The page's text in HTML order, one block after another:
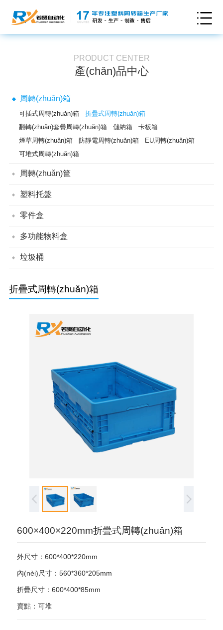
PRODUCT CENTER
產(chǎn)品中心
周轉(zhuǎn)箱
可插式周轉(zhuǎn)箱
折疊式周轉(zhuǎn)箱
翻轉(zhuǎn)套疊周轉(zhuǎn)箱
儲納箱
卡板箱
煙草周轉(zhuǎn)箱
防靜電周轉(zhuǎn)箱
EU周轉(zhuǎn)箱
可堆式周轉(zhuǎn)箱
周轉(zhuǎn)筐
通用型周轉(zhuǎn)筐
塑料托盤
單面川字平板塑料托盤
零件盒
多功能物料盒
垃圾桶
折疊式周轉(zhuǎn)箱
600×400×220mm折疊式周轉(zhuǎn)箱
外尺寸：600*400*220mm
內(nèi)尺寸：560*360*205mm
折疊尺寸：600*400*85mm
賣點：可堆